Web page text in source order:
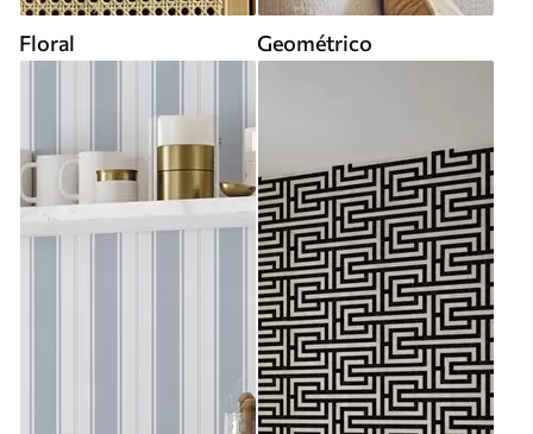
Floral Geométrico